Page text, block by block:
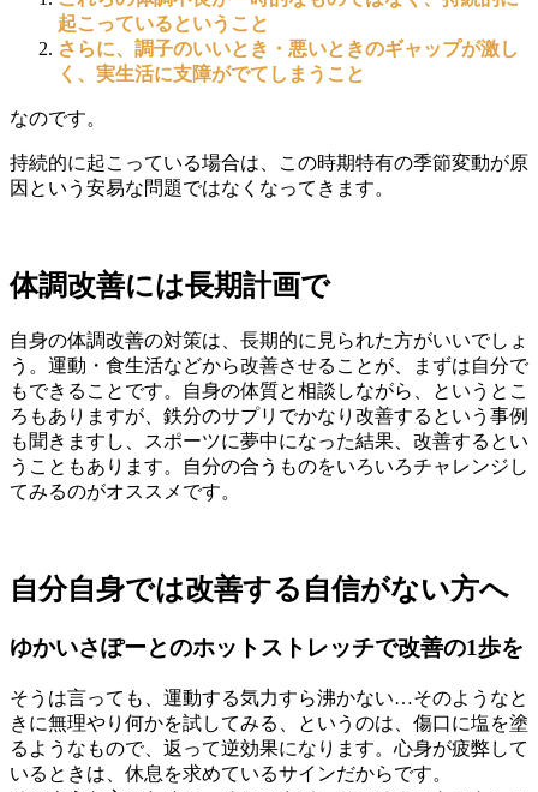
起こっているということ
さらに、調子のいいとき・悪いときのギャップが激し
く、実生活に支障がでてしまうこと
なのです。
持続的に起こっている場合は、この時期特有の季節変動が原
因という安易な問題ではなくなってきます。
体調改善には長期計画で
自身の体調改善の対策は、長期的に見られた方がいいでしょ
う。運動・食生活などから改善させることが、まずは自分で
もできることです。自身の体質と相談しながら、というとこ
ろもありますが、鉄分のサプリでかなり改善するという事例
も聞きますし、スポーツに夢中になった結果、改善するとい
うこともあります。自分の合うものをいろいろチャレンジし
てみるのがオススメです。
自分自身では改善する自信がない方へ
ゆかいさぽーとのホットストレッチで改善の1歩を
そうは言っても、運動する気力すら沸かない…そのようなと
きに無理やり何かを試してみる、というのは、傷口に塩を塗
るようなもので、返って逆効果になります。心身が疲弊して
いるときは、休息を求めているサインだからです。